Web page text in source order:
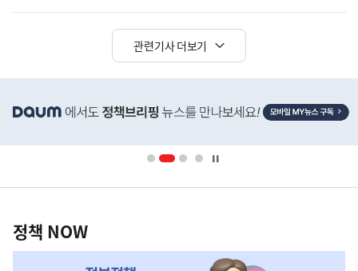
관련기사 더보기
단
배
영
책
NOW,
정책 NOW